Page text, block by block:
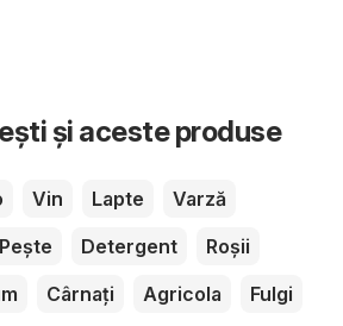
și aceste produse
Vin Lapte
Varză
Pește Detergent
Roșii
Cârnați Agricola
Fulgi